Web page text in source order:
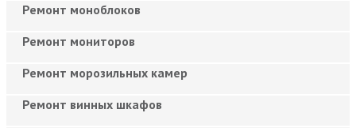
Ремонт моноблоков
Ремонт мониторов
Ремонт морозильных камер
Ремонт винных шкафов